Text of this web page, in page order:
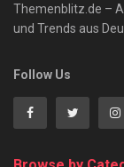
Themenblitz.de –
und Trends aus
Follow Us